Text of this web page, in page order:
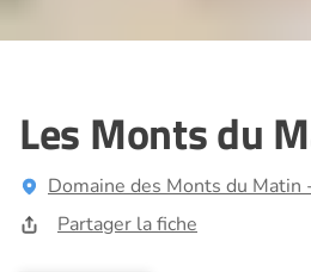
Les Monts du
Domaine des Monts du
Partager la fiche